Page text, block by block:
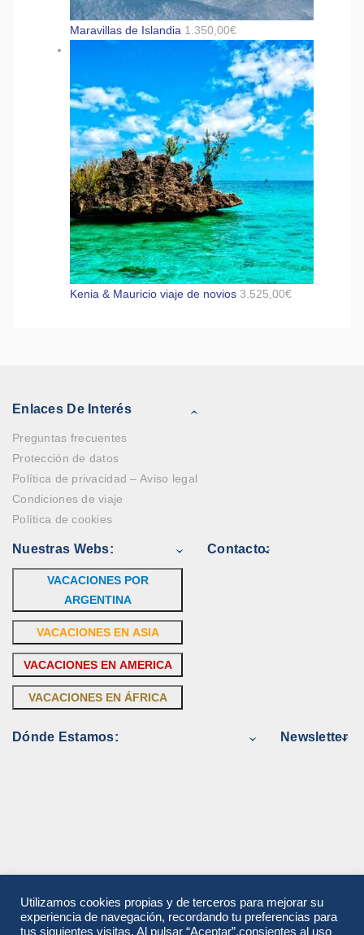
Maravillas de Islandia 1.350,00€
Kenia & Mauricio viaje de novios 3.525,00€
Enlaces De Interés
Preguntas frecuentes
Protección de datos
Política de privacidad – Aviso legal
Condiciones de viaje
Política de cookies
Nuestras Webs:
VACACIONES POR
ARGENTINA
VACACIONES EN ASIA
VACACIONES EN AMERICA
VACACIONES EN ÁFRICA
Contacto:
Dónde Estamos: Newsletter
Utilizamos cookies propias y de terceros para mejorar su
experiencia de navegación, recordando tu preferencias para
tus siguientes visitas. Al pulsar “Aceptar”,consientes al uso